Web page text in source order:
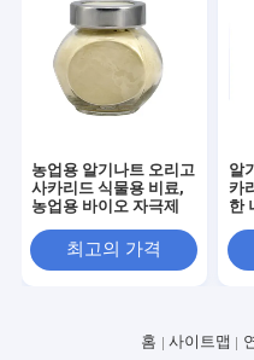
농업용 알기나트 오리고
사카리드 식물용 비료,
농업용 바이오 자극제
최고의 가격
알
카
한
홈 사이트맵